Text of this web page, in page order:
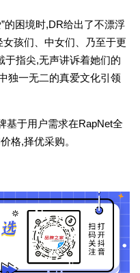
的困境时,DR给出了不漂浮
孩们、中女们、乃至于更
于指尖,无声讲诉着她们的
独一无二的真爱文化引领
基于用户需求在RapNet全
格,择优采购。